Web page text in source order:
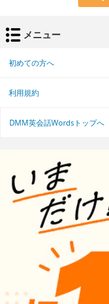
メニュー
初めての方へ
利用規約
DMM英会話Wordsトップへ